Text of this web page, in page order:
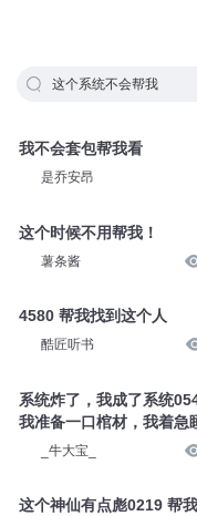
这个系统不会帮我
我不会套包帮我看
是乔安昂
这个时候不用帮我！
薯条酱
4580 帮我找到这个人
酷匠听书
系统炸了，我成了系统
我准备一口棺材，我着急
_牛大宝_
这个神仙有点彪0219 帮